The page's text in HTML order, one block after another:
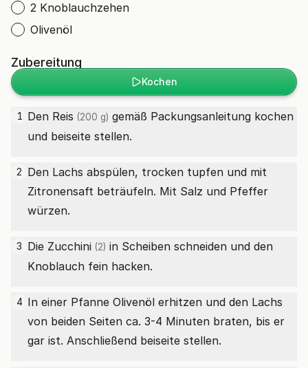
2 Knoblauchzehen
Olivenöl
Zubereitung
Kochen
1 Den Reis (200 g) gemäß Packungsanleitung kochen
und beiseite stellen.
2 Den Lachs abspülen, trocken tupfen und mit
Zitronensaft beträufeln. Mit Salz und Pfeffer
würzen.
3 Die Zucchini (2) in Scheiben schneiden und den
Knoblauch fein hacken.
4 In einer Pfanne Olivenöl erhitzen und den Lachs
von beiden Seiten ca. 3-4 Minuten braten, bis er
gar ist. Anschließend beiseite stellen.